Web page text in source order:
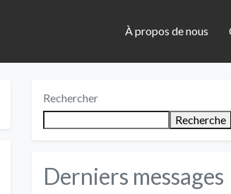
À propos de nous
Rechercher
Recherche
Derniers messages